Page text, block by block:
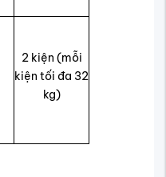
2 kiện (mỗi
kiện tối đa 32
kg)